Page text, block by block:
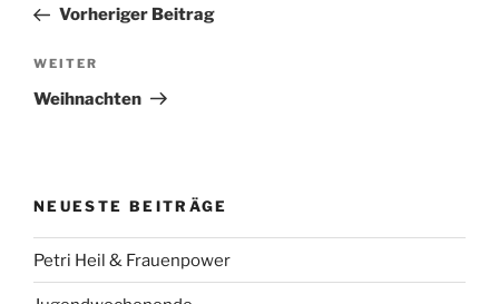
Beitrag
Vorheriger Beitrag
Nächster
Beitrag
WEITER
Weihnachten
NEUESTE BEITRÄGE
Petri Heil & Frauenpower